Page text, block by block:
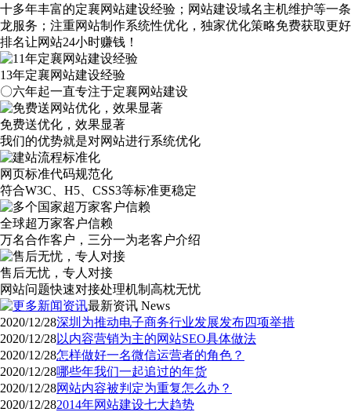
十多年丰富的定襄网站建设经验；网站建设域名主机维护等一条
龙服务 ；注重网站制作系统性优化， 独家优化策略免费获取更好
排名让网站24小时赚钱！
13年定襄网站建设经验
〇六年起一直专注于定襄网站建设
免费送优化，效果显著
我们的优势就是对网站进行系统优化
网页标准代码规范化
符合W3C、H5、CSS3等标准更稳定
全球超万家客户信赖
万名合作客户，三分一为老客户介绍
售后无忧，专人对接
网站问题快速对接处理机制高枕无忧
最新资讯 News
2020/12/28深圳为推动电子商务行业发展发布四项举措
2020/12/28以内容营销为主的网站SEO具体做法
2020/12/28怎样做好一名微信运营者的角色？
2020/12/28哪些年我们一起追过的年货
2020/12/28网站内容被判定为重复怎么办？
2020/12/282014年网站建设七大趋势